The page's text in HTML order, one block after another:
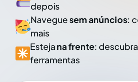
depois
Naveguesem anúncios:
mais
Esteja na frente:
ferramentas